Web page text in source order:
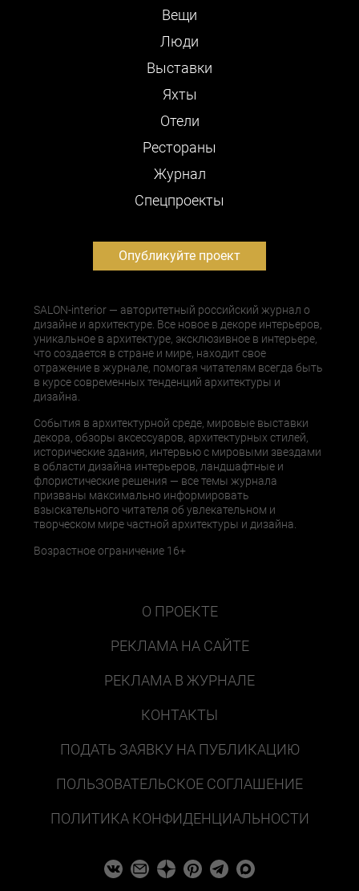
Вещи
Люди
Выставки
Яхты
Отели
Рестораны
Журнал
Cпецпроекты
Опубликуйте проект
SALON-interior — авторитетный российский журнал о
дизайне и архитектуре. Все новое в декоре интерьеров,
уникальное в архитектуре, эксклюзивное в интерьере,
что создается в стране и мире, находит свое
отражение в журнале, помогая читателям всегда быть
в курсе современных тенденций архитектуры и
дизайна.
События в архитектурной среде, мировые выставки
декора, обзоры аксессуаров, архитектурных стилей,
исторические здания, интервью с мировыми звездами
в области дизайна интерьеров, ландшафтные и
флористические решения — все темы журнала
призваны максимально информировать
взыскательного читателя об увлекательном и
творческом мире частной архитектуры и дизайна.
Возрастное ограничение 16+
О ПРОЕКТЕ
РЕКЛАМА НА САЙТЕ
РЕКЛАМА В ЖУРНАЛЕ
КОНТАКТЫ
ПОДАТЬ ЗАЯВКУ НА ПУБЛИКАЦИЮ
ПОЛЬЗОВАТЕЛЬСКОЕ СОГЛАШЕНИЕ
ПОЛИТИКА КОНФИДЕНЦИАЛЬНОСТИ